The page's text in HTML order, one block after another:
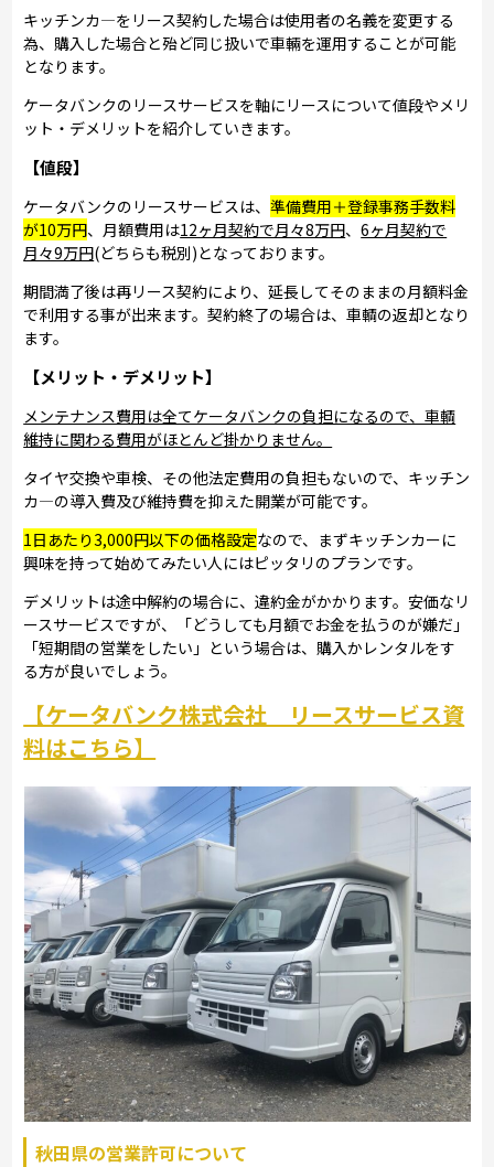
キッチンカ―をリース契約した場合は使用者の名義を変更する
為、購入した場合と殆ど同じ扱いで車輛を運用することが可能
となります。
ケータバンクのリースサービスを軸にリースについて値段やメリ
ット・デメリットを紹介していきます。
【値段】
ケータバンクのリースサービスは、準備費用＋登録事務手数料
が10万円、月額費用は12ヶ月契約で月々8万円、6ヶ月契約で
月々9万円(どちらも税別)となっております。
期間満了後は再リース契約により、延長してそのままの月額料金
で利用する事が出来ます。契約終了の場合は、車輌の返却となり
ます。
【メリット・デメリット】
メンテナンス費用は全てケータバンクの負担になるので、車輌
維持に関わる費用がほとんど掛かりません。
タイヤ交換や車検、その他法定費用の負担もないので、キッチン
カ―の導入費及び維持費を抑えた開業が可能です。
1日あたり3,000円以下の価格設定なので、まずキッチンカーに
興味を持って始めてみたい人にはピッタリのプランです。
デメリットは途中解約の場合に、違約金がかかります。安価なリ
ースサービスですが、「どうしても月額でお金を払うのが嫌だ」
「短期間の営業をしたい」という場合は、購入かレンタルをす
る方が良いでしょう。
【ケータバンク株式会社 リースサービス資
料はこちら】
秋田県の営業許可について